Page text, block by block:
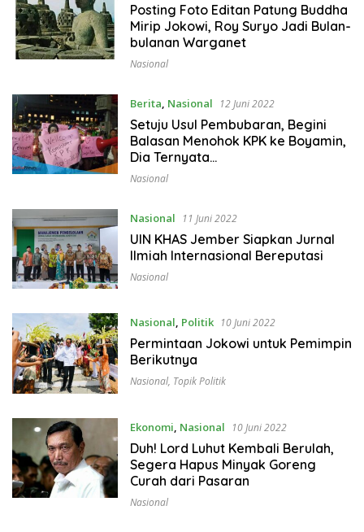
Posting Foto Editan Patung Buddha
Mirip Jokowi, Roy Suryo Jadi Bulan-
bulanan Warganet
Nasional
Berita, Nasional 12 Juni 2022
Setuju Usul Pembubaran, Begini
Balasan Menohok KPK ke Boyamin,
Dia Ternyata…
Nasional
Nasional 11 Juni 2022
UIN KHAS Jember Siapkan Jurnal
Ilmiah Internasional Bereputasi
Nasional
Nasional, Politik 10 Juni 2022
Permintaan Jokowi untuk Pemimpin
Berikutnya
Nasional, Topik Politik
Ekonomi Nasional 10 Juni 2022
Duh! Lord Luhut Kembali Berulah,
Segera Hapus Minyak Goreng
Curah dari Pasaran
Nasional